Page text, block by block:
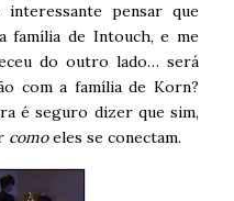
pensar que
família de Intouch, e me
do outro lado… será
com a família de Korn?
é seguro dizer que sim,
comoeles se conectam.